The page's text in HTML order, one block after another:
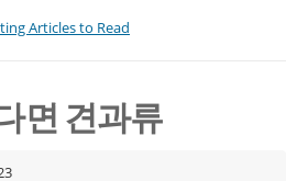
Articles to Read
면 견과류